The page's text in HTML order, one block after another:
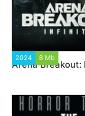
2024 8 Mb
Arena Breakout: